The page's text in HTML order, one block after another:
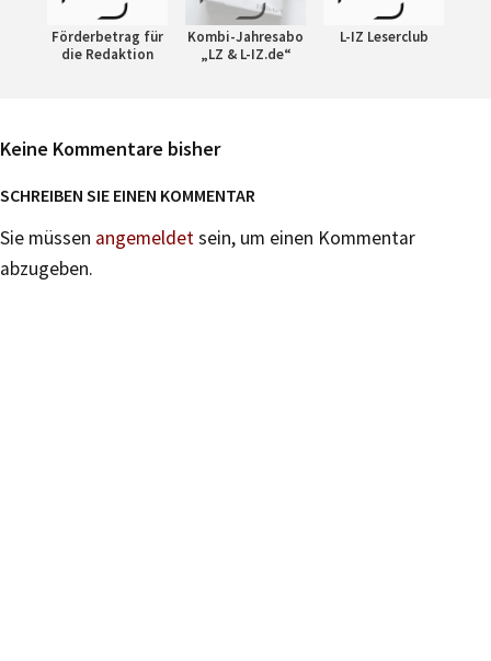
Förderbetrag für
die Redaktion
Kombi-Jahresabo
„LZ & L-IZ.de“
L-IZ Leserclub
Keine Kommentare bisher
SCHREIBEN SIE EINEN KOMMENTAR
Sie müssen angemeldetsein, um einen Kommentar
abzugeben.